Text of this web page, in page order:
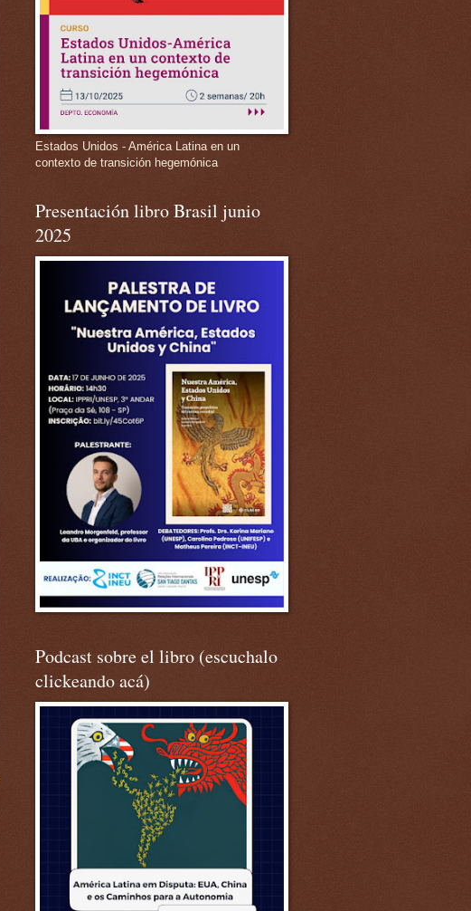
Estados Unidos - América Latina en un
contexto de transición hegemónica
Presentación libro Brasil junio
2025
Podcast sobre el libro (escuchalo
clickeando acá)